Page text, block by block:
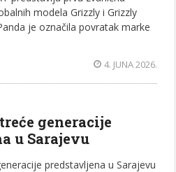
modela Grizzly i Grizzly
je označila povratak marke
4. JUNA 2026.
generacije
u Sarajevu
predstavljena u Sarajevu